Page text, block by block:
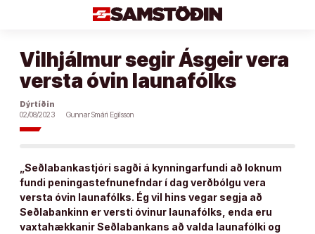
Vilhjálmur segir Ásgeir vera
versta óvin launafólks
Dýrtíðin
02/08/2023
Gunnar Smári Egilsson
„Seðlabankastjóri sagði á kynningarfundi að loknum
fundi peningastefnunefndar í dag verðbólgu vera
versta óvin launafólks. Ég vil hins vegar segja að
Seðlabankinn er versti óvinur launafólks, enda eru
vaxtahækkanir Seðlabankans að valda launafólki og